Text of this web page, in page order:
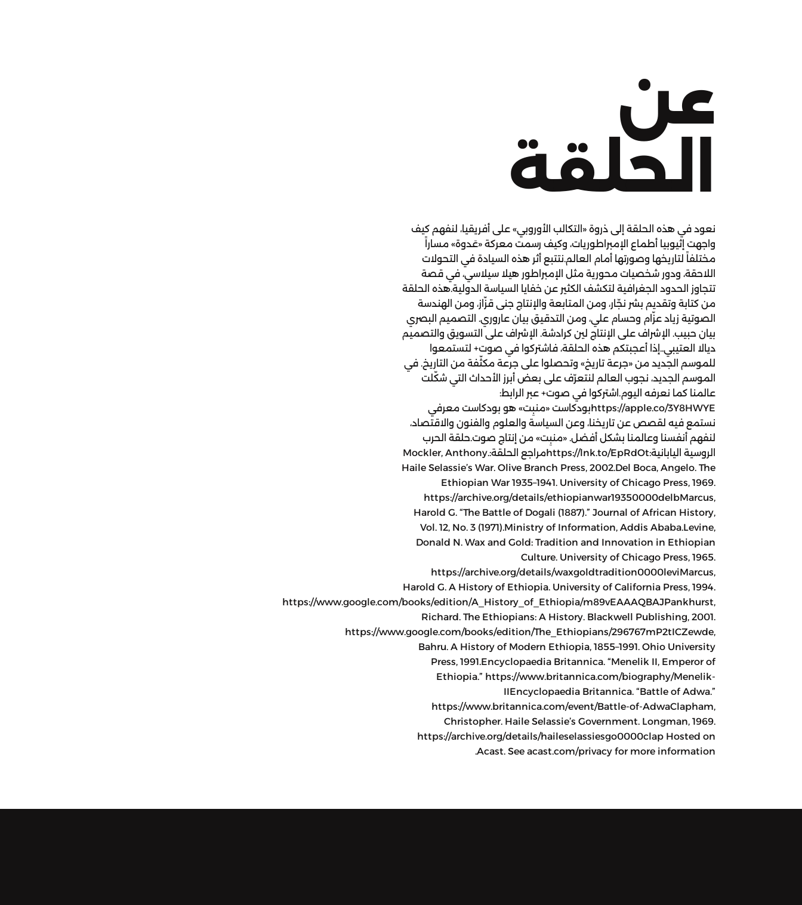
عن
الحلقة
نعود في هذه الحلقة إلى ذروة «التكالب الأوروبي» على أفريقيا، لنفهم كيف
واجهت إثيوبيا أطماع الإمبراطوريات، وكيف رسمت معركة «عَدوة» مساراً
مختلفاً لتاريخها وصورتها أمام العالم.نتتبع أثر هذه السيادة في التحولات
اللاحقة، ودور شخصيات محورية مثل الإمبراطور هيلا سيلاسي، في قصة
تتجاوز الحدود الجغرافية لتكشف الكثير عن خفايا السياسة الدولية.هذه الحلقة
من كتابة وتقديم بشر نجّار، ومن المتابعة والإنتاج جنى قزّاز، ومن الهندسة
الصوتية زياد عزّام وحسام علي، ومن التدقيق بيان عاروري. التصميم البصري
بيان حبيب. الإشراف على الإنتاج لين كرادشة. الإشراف على التسويق والتصميم
ديالا العتيبي..إذا أعجبتكم هذه الحلقة، فاشتركوا في صوت+ لتستمعوا
للموسم الجديد من «جرعة تاريخ» وتحصلوا على جرعة مكثّفة من التاريخ. في
الموسم الجديد، نجوب العالم لنتعرّف على بعض أبرز الأحداث التي شكّلت
عالمنا كما نعرفه اليوم.اشتركوا في صوت+ عبر الرابط:
https://apple.co/3Y8HWYEبودكاست «منبِت» هو بودكاست معرفي
نستمع فيه لقصص عن تاريخنا، وعن السياسة والعلوم والفنون والاقتصاد،
لنفهم أنفسنا وعالمنا بشكل أفضل. «منبِت» من إنتاج صوت.حلقة الحرب
الروسية اليابانية:https://lnk.to/EpRdOtمراجع الحلقة:Mockler, Anthony.
Haile Selassie’s War. Olive Branch Press, 2002.Del Boca, Angelo. The
Ethiopian War 1935–1941. University of Chicago Press, 1969.
https://archive.org/details/ethiopianwar19350000delbMarcus,
Harold G. “The Battle of Dogali (1887).” Journal of African History,
Vol. 12, No. 3 (1971).Ministry of Information, Addis Ababa.Levine,
Donald N. Wax and Gold: Tradition and Innovation in Ethiopian
Culture. University of Chicago Press, 1965.
https://archive.org/details/waxgoldtradition0000leviMarcus,
Harold G. A History of Ethiopia. University of California Press, 1994.
https://www.google.com/books/edition/A_History_of_Ethiopia/m89vEAAAQBAJPankhurst,
Richard. The Ethiopians: A History. Blackwell Publishing, 2001.
https://www.google.com/books/edition/The_Ethiopians/296767mP2tICZewde,
Bahru. A History of Modern Ethiopia, 1855–1991. Ohio University
Press, 1991.Encyclopaedia Britannica. “Menelik II, Emperor of
Ethiopia.” https://www.britannica.com/biography/Menelik-
IIEncyclopaedia Britannica. “Battle of Adwa.”
https://www.britannica.com/event/Battle-of-AdwaClapham,
Christopher. Haile Selassie’s Government. Longman, 1969.
https://archive.org/details/haileselassiesgo0000clap Hosted on
Acast. See acast.com/privacy for more information.